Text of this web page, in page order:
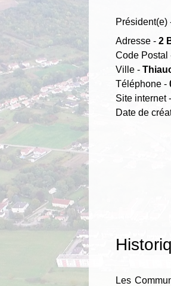
Adresse -2
Code
Ville -
Téléphone -
Site internet -
Date de
Les